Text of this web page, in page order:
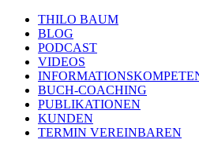
THILO BAUM
BLOG
PODCAST
VIDEOS
BUCH-COACHING
PUBLIKATIONEN
KUNDEN
TERMIN VEREINBAREN